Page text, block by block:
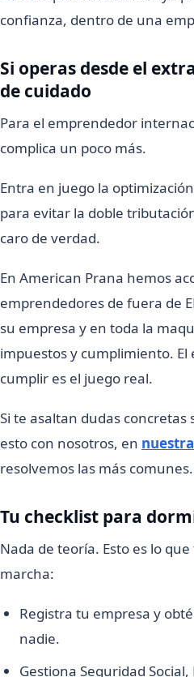
confianza, dentro de una
Si operas desde el
de cuidado
Para el emprendedor
complica un poco más.
Entra en juego la
para evitar la doble
caro de verdad.
En American Prana hemos
emprendedores de fuera de
su empresa y en toda la
impuestos y cumplimiento.
cumplir es el juego real.
Si te asaltan dudas
esto con nosotros, en
resolvemos las más comunes.
Tu checklist para
Nada de teoría. Esto es lo
marcha:
Registra tu empresa y
nadie.
Gestiona Seguridad